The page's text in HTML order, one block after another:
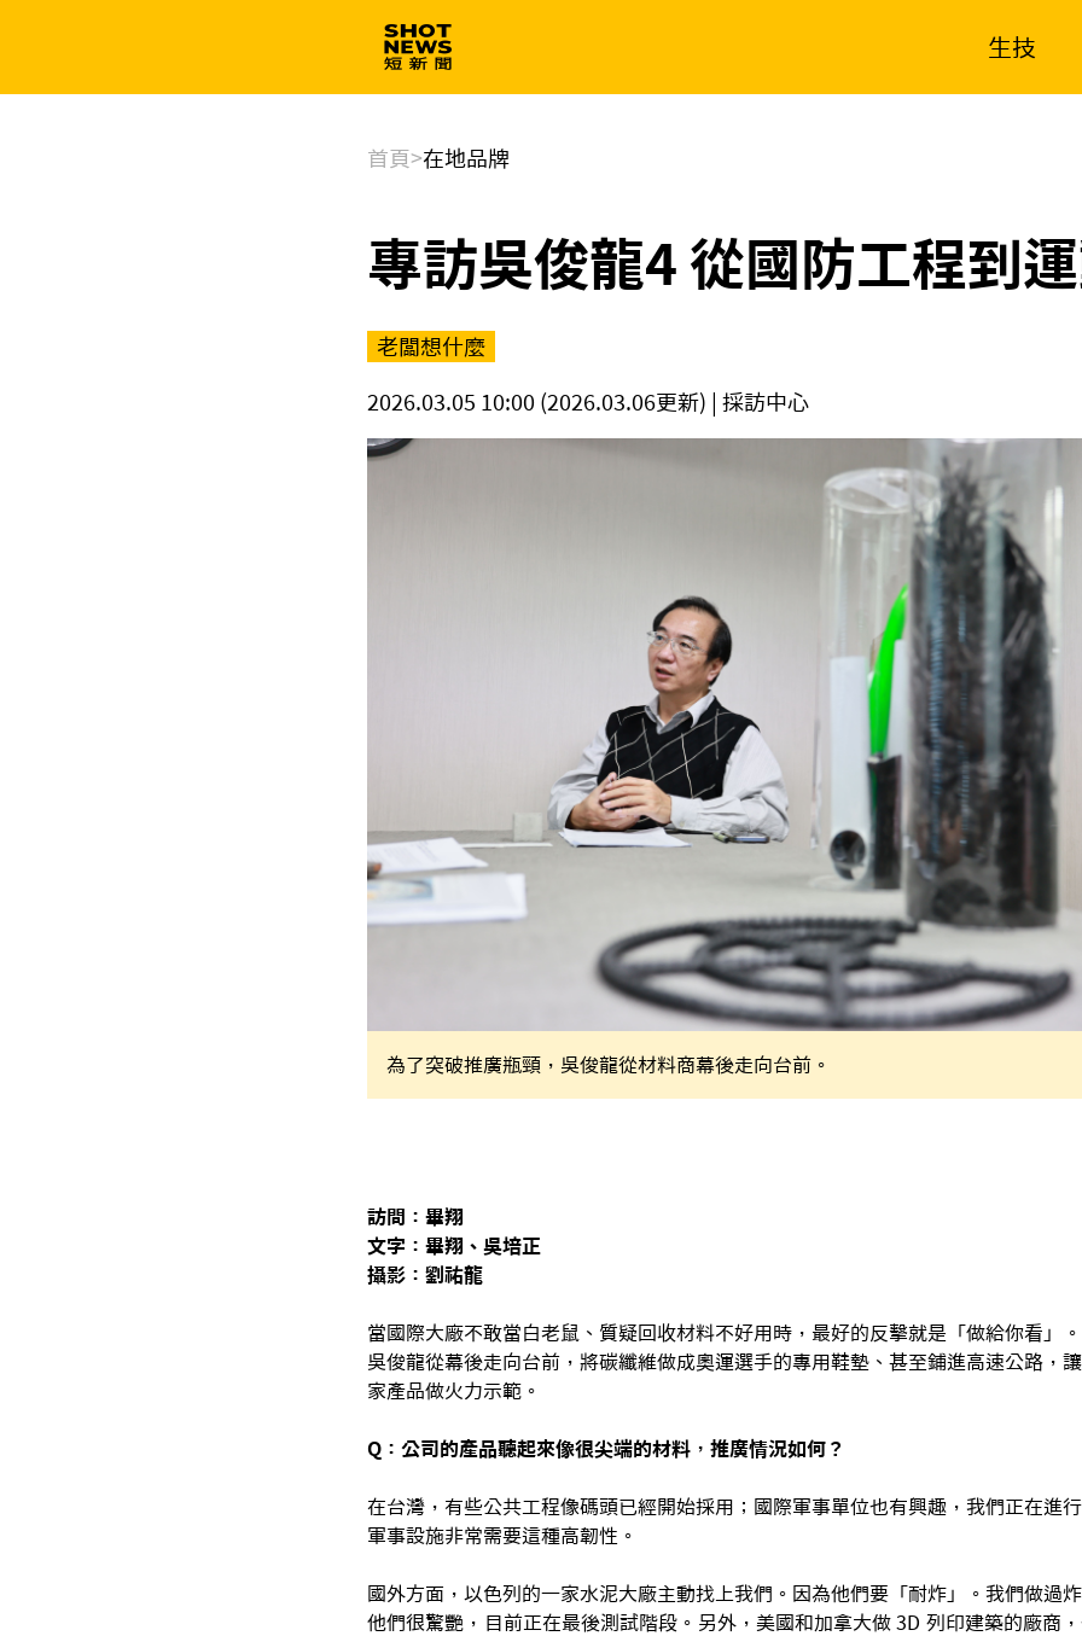
生技
首頁>在地品牌
專訪吳俊龍4 從國防工程到
老闆想什麼
2026.03.05 10:00 (2026.03.06更新) | 採訪中心
為了突破推廣瓶頸，吳俊龍從材料商幕後走向台前。
訪問：畢翔
文字：畢翔、吳培正
攝影：劉祐龍
當國際大廠不敢當白老鼠、質疑回收材料不好用時，最好的反擊就是「做給你看」
吳俊龍從幕後走向台前，將碳纖維做成奧運選手的專用鞋墊、甚至鋪進高速公路，
家產品做火力示範。
Q：公司的產品聽起來像很尖端的材料，推廣情況如何？
在台灣，有些公共工程像碼頭已經開始採用；國際軍事單位也有興趣，我們正在進
軍事設施非常需要這種高韌性。
國外方面，以色列的一家水泥大廠主動找上我們。因為他們要「耐炸」。我們做過
他們很驚艷，目前正在最後測試階段。另外，美國和加拿大做 3D 列印建築的廠商